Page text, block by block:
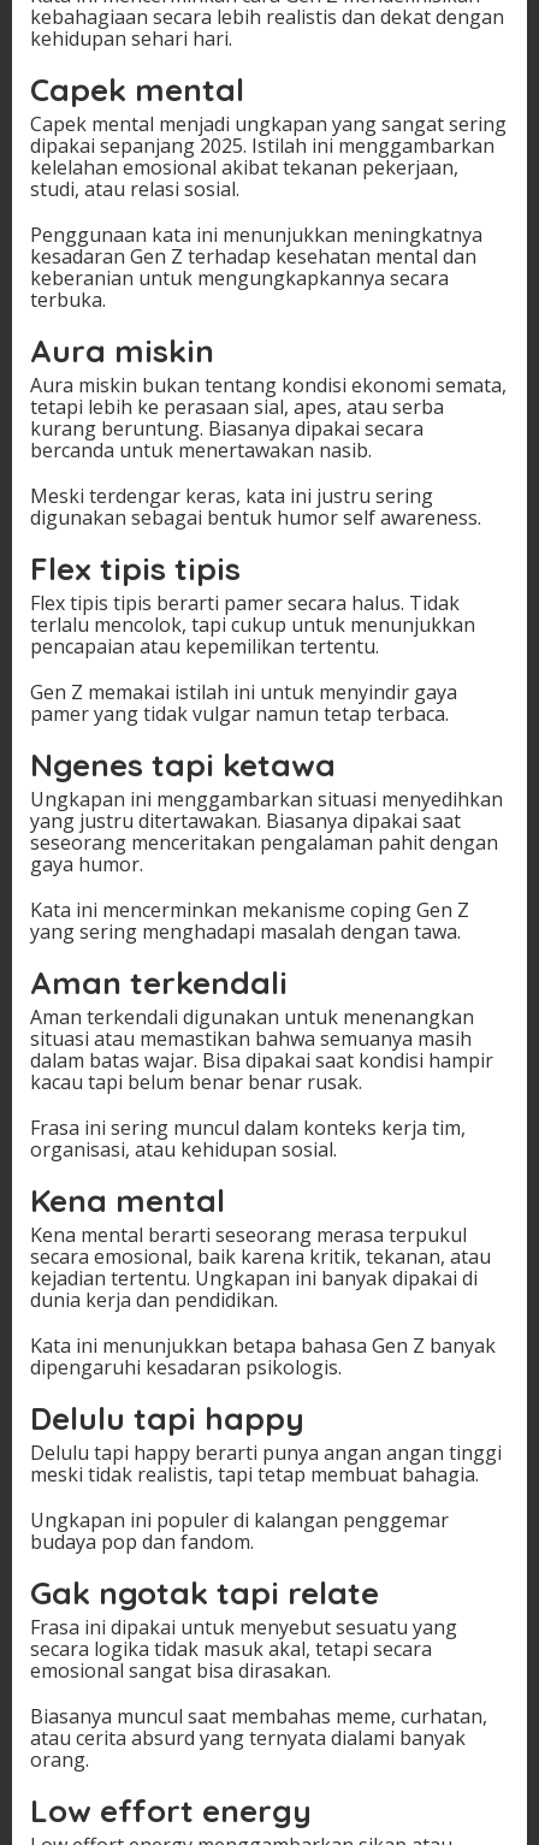
kebahagiaan secara lebih realistis dan dekat dengan
kehidupan sehari hari.
Capek mental
Capek mental menjadi ungkapan yang sangat sering
dipakai sepanjang 2025. Istilah ini menggambarkan
kelelahan emosional akibat tekanan pekerjaan,
studi, atau relasi sosial.
Penggunaan kata ini menunjukkan meningkatnya
kesadaran Gen Z terhadap kesehatan mental dan
keberanian untuk mengungkapkannya secara
terbuka.
Aura miskin
Aura miskin bukan tentang kondisi ekonomi semata,
tetapi lebih ke perasaan sial, apes, atau serba
kurang beruntung. Biasanya dipakai secara
bercanda untuk menertawakan nasib.
Meski terdengar keras, kata ini justru sering
digunakan sebagai bentuk humor self awareness.
Flex tipis tipis
Flex tipis tipis berarti pamer secara halus. Tidak
terlalu mencolok, tapi cukup untuk menunjukkan
pencapaian atau kepemilikan tertentu.
Gen Z memakai istilah ini untuk menyindir gaya
pamer yang tidak vulgar namun tetap terbaca.
Ngenes tapi ketawa
Ungkapan ini menggambarkan situasi menyedihkan
yang justru ditertawakan. Biasanya dipakai saat
seseorang menceritakan pengalaman pahit dengan
gaya humor.
Kata ini mencerminkan mekanisme coping Gen Z
yang sering menghadapi masalah dengan tawa.
Aman terkendali
Aman terkendali digunakan untuk menenangkan
situasi atau memastikan bahwa semuanya masih
dalam batas wajar. Bisa dipakai saat kondisi hampir
kacau tapi belum benar benar rusak.
Frasa ini sering muncul dalam konteks kerja tim,
organisasi, atau kehidupan sosial.
Kena mental
Kena mental berarti seseorang merasa terpukul
secara emosional, baik karena kritik, tekanan, atau
kejadian tertentu. Ungkapan ini banyak dipakai di
dunia kerja dan pendidikan.
Kata ini menunjukkan betapa bahasa Gen Z banyak
dipengaruhi kesadaran psikologis.
Delulu tapi happy
Delulu tapi happy berarti punya angan angan tinggi
meski tidak realistis, tapi tetap membuat bahagia.
Ungkapan ini populer di kalangan penggemar
budaya pop dan fandom.
Gak ngotak tapi relate
Frasa ini dipakai untuk menyebut sesuatu yang
secara logika tidak masuk akal, tetapi secara
emosional sangat bisa dirasakan.
Biasanya muncul saat membahas meme, curhatan,
atau cerita absurd yang ternyata dialami banyak
orang.
Low effort energy